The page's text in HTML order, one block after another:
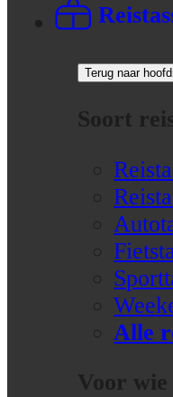
Terug naar
Soort
Alle
Voor wie